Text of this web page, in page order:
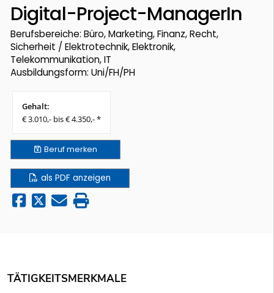
Digital-Project-ManagerIn
Berufsbereiche: Büro, Marketing, Finanz, Recht,
Sicherheit / Elektrotechnik, Elektronik,
Telekommunikation, IT
Ausbildungsform: Uni/FH/PH
Gehalt:
€ 3.010,- bis € 4.350,- *
Berufmerken
als PDF anzeigen
TÄTIGKEITSMERKMALE